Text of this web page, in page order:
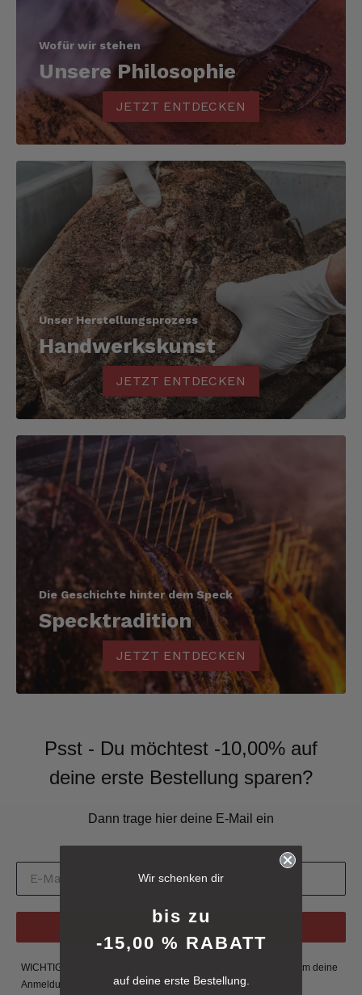
Wofür wir stehen
Unsere Philosophie
JETZT ENTDECKEN
Unser Herstellungsprozess
Handwerkskunst
JETZT ENTDECKEN
Die Geschichte hinter dem Speck
Specktradition
JETZT ENTDECKEN
Psst - Du möchtest -10,00% auf
deine erste Bestellung sparen?
Dann trage hier deine E-Mail ein
Jetzt -10,00% sparen
WICHTIG: Im Anschluss erhältst du eine E-Mail mit einem Link, um deine
Anmeldung zum Newsletter zu bestätigen.
rating 6.241
reviews-io
Wir schenken dir
bis zu
-15,00 % RABATT
auf deine erste Bestellung.